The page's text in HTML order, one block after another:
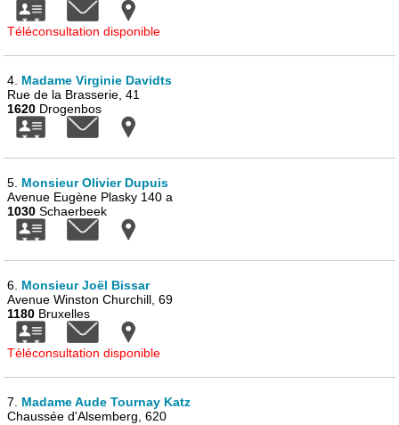
Téléconsultation disponible
4. Madame Virginie Davidts
Rue de la Brasserie, 41
1620 Drogenbos
5. Monsieur Olivier Dupuis
Avenue Eugène Plasky 140 a
1030 Schaerbeek
6. Monsieur Joël Bissar
Avenue Winston Churchill, 69
1180 Bruxelles
Téléconsultation disponible
7. Madame Aude Tournay Katz
Chaussée d'Alsemberg, 620